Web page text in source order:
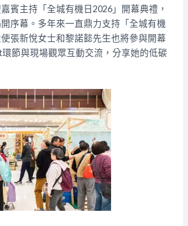
賓主持「全城有機日2026」開幕典禮，
序幕。多年來一直鼎力支持「全城有機
張新悅女士和黎諾懿先生也將參與開幕
節與現場觀眾互動交流，分享她的低碳